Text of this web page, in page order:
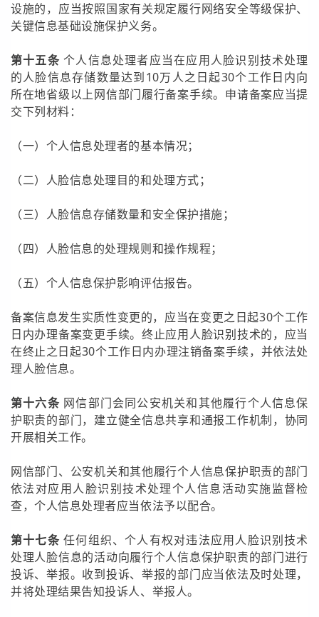
设施的，应当按照国家有关规定履行网络安全等级保护、
关键信息基础设施保护义务。
第十五条个人信息处理者应当在应用人脸识别技术处理
的人脸信息存储数量达到10万人之日起30个工作日内向
所在地省级以上网信部门履行备案手续。申请备案应当提
交下列材料：
（一）个人信息处理者的基本情况；
（二）人脸信息处理目的和处理方式；
（三）人脸信息存储数量和安全保护措施；
（四）人脸信息的处理规则和操作规程；
（五）个人信息保护影响评估报告。
备案信息发生实质性变更的，应当在变更之日起30个工作
日内办理备案变更手续。终止应用人脸识别技术的，应当
在终止之日起30个工作日内办理注销备案手续，并依法处
理人脸信息。
第十六条 网信部门会同公安机关和其他履行个人信息保
护职责的部门，建立健全信息共享和通报工作机制，协同
开展相关工作。
网信部门、公安机关和其他履行个人信息保护职责的部门
依法对应用人脸识别技术处理个人信息活动实施监督检
查，个人信息处理者应当依法予以配合。
第十七条 任何组织、个人有权对违法应用人脸识别技术
处理人脸信息的活动向履行个人信息保护职责的部门进行
投诉、举报。收到投诉、举报的部门应当依法及时处理，
并将处理结果告知投诉人、举报人。